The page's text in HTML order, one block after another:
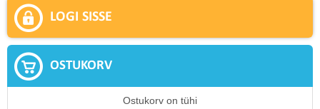
LOGI SISSE
OSTUKORV
Ostukorv on tühi